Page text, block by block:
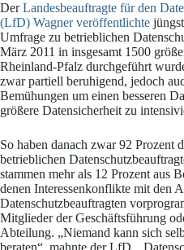
DerLandesbeauftragte für den
(LfD) Wagnerveröffentlichte
Umfrage zu betrieblichen
März 2011 in insgesamt 1500
Rheinland-Pfalz durchgeführt
zwar partiell beruhigend, jedoch
Bemühungen um einen besseren
größere Datensicherheit zu
So haben danach zwar 92 Prozent
betrieblichen
stammen mehr als 12 Prozent aus
denen Interessenkonflikte mit den
Datenschutzbeauftragten
Mitglieder der Geschäftsführung
Abteilung. „Niemand kann sich